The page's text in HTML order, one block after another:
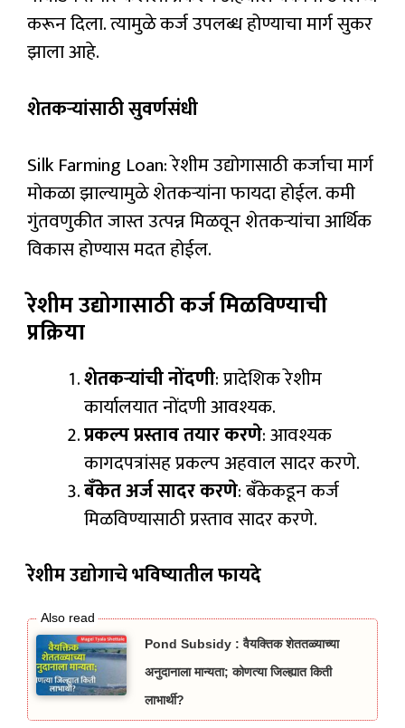
करून दिला. त्यामुळे कर्ज उपलब्ध होण्याचा मार्ग सुकर
झाला आहे.
शेतकऱ्यांसाठी सुवर्णसंधी
Silk Farming Loan: रेशीम उद्योगासाठी कर्जाचा मार्ग
मोकळा झाल्यामुळे शेतकऱ्यांना फायदा होईल. कमी
गुंतवणुकीत जास्त उत्पन्न मिळवून शेतकऱ्यांचा आर्थिक
विकास होण्यास मदत होईल.
रेशीम उद्योगासाठी कर्ज मिळविण्याची
प्रक्रिया
शेतकऱ्यांची नोंदणी: प्रादेशिक रेशीम
कार्यालयात नोंदणी आवश्यक.
प्रकल्प प्रस्ताव तयार करणे: आवश्यक
कागदपत्रांसह प्रकल्प अहवाल सादर करणे.
बँकेत अर्ज सादर करणे: बँकेकडून कर्ज
मिळविण्यासाठी प्रस्ताव सादर करणे.
रेशीम उद्योगाचे भविष्यातील फायदे
Pond Subsidy : वैयक्तिक शेततळ्याच्या
अनुदानाला मान्यता; कोणत्या जिल्ह्यात किती
लाभार्थी?